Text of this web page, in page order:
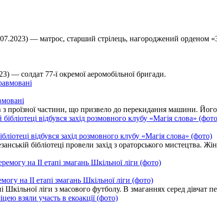
— матрос, старший стрілець, нагороджений орденом
— солдат 77-ї окремої аеромобільної бригади.
проїзної частини, що призвело до перекидання машини.
відбувся захід розмовного клубу «Магія слова» (фото)
бібліотеці провели захід з ораторського
на ІІ етапі змагань Шкільної ліги (фото)
Шкільної ліги з масового футболу. В змаганнях серед дівчат